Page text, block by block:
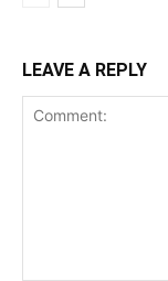
LEAVE A REPLY